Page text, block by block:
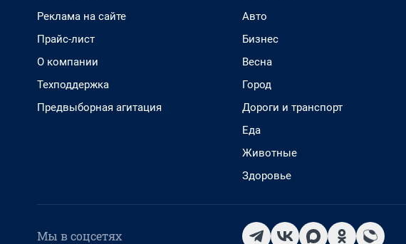
Реклама на сайте
Прайс-лист
О компании
Техподдержка
Предвыборная агитация
Авто
Бизнес
Весна
Город
Дороги и транспорт
Еда
Животные
Здоровье
Мы в соцсетях